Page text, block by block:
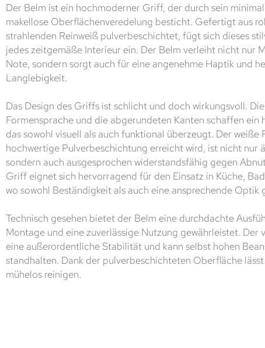
Der Belm ist ein hochmoderner Griff, der durch sein
makellose Oberflächenveredelung besticht. Gefertigt aus
strahlenden Reinweiß pulverbeschichtet, fügt sich dieses
jedes zeitgemäße Interieur ein. Der Belm verleiht nicht nur
Note, sondern sorgt auch für eine angenehme Haptik und
Langlebigkeit.
Das Design des Griffs ist schlicht und doch wirkungsvoll.
Formensprache und die abgerundeten Kanten schaffen ein
das sowohl visuell als auch funktional überzeugt. Der weiße
hochwertige Pulverbeschichtung erreicht wird, ist nicht nur
sondern auch ausgesprochen widerstandsfähig gegen
Griff eignet sich hervorragend für den Einsatz in Küche,
wo sowohl Beständigkeit als auch eine ansprechende Optik
Technisch gesehen bietet der Belm eine durchdachte
Montage und eine zuverlässige Nutzung gewährleistet. Der
eine außerordentliche Stabilität und kann selbst hohen
standhalten. Dank der pulverbeschichteten Oberfläche
mühelos reinigen.